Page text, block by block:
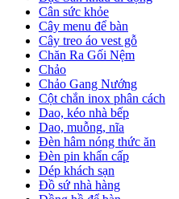
Cân sức khỏe
Cây menu để bàn
Cây treo áo vest gỗ
Chăn Ra Gối Nệm
Chảo
Chảo Gang Nướng
Cột chắn inox phân cách
Dao, kéo nhà bếp
Dao, muỗng, nĩa
Đèn hâm nóng thức ăn
Đèn pin khẩn cấp
Dép khách sạn
Đồ sứ nhà hàng